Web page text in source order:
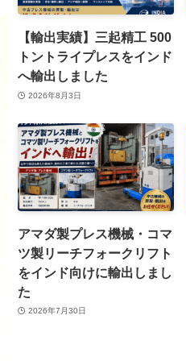
【輸出実績】三起精工 500
トントライプレスをインド
へ輸出しました
2026年8月3日
アマダ製プレス機械・コマ
ツ製リーチフォークリフト
をインド向けに輸出しまし
た
2026年7月30日